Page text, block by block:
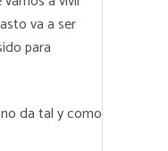
va a ser
para
da tal y como